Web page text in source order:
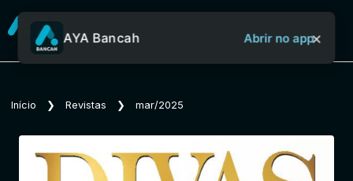
Sobre o Aya Bancah
Início
AYA Bancah Abrir no app×
Início ❯ Revistas ❯ mar/2025